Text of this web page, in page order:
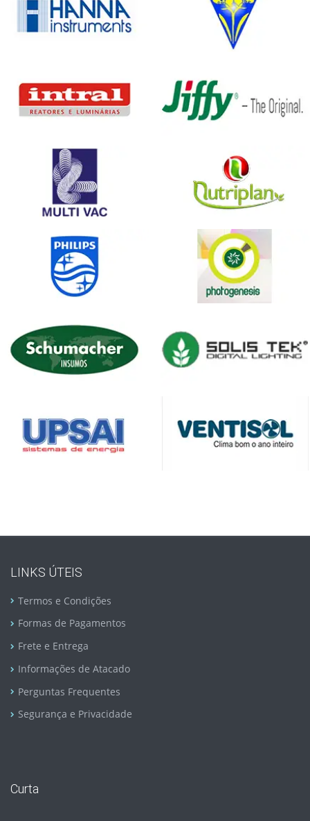
LINKS ÚTEIS
Termos e Condições
Formas de Pagamentos
Frete e Entrega
Informações de Atacado
Perguntas Frequentes
Segurança e Privacidade
Curta